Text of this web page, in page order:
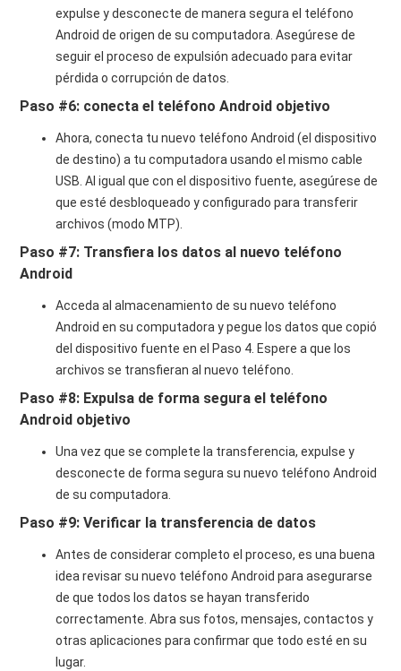
expulse y desconecte de manera segura el teléfono
Android de origen de su computadora. Asegúrese de
seguir el proceso de expulsión adecuado para evitar
pérdida o corrupción de datos.
Paso #6: conecta el teléfono Android objetivo
Ahora, conecta tu nuevo teléfono Android (el dispositivo
de destino) a tu computadora usando el mismo cable
USB. Al igual que con el dispositivo fuente, asegúrese de
que esté desbloqueado y configurado para transferir
archivos (modo MTP).
Paso #7: Transfiera los datos al nuevo teléfono
Android
Acceda al almacenamiento de su nuevo teléfono
Android en su computadora y pegue los datos que copió
del dispositivo fuente en el Paso 4. Espere a que los
archivos se transfieran al nuevo teléfono.
Paso #8: Expulsa de forma segura el teléfono
Android objetivo
Una vez que se complete la transferencia, expulse y
desconecte de forma segura su nuevo teléfono Android
de su computadora.
Paso #9: Verificar la transferencia de datos
Antes de considerar completo el proceso, es una buena
idea revisar su nuevo teléfono Android para asegurarse
de que todos los datos se hayan transferido
correctamente. Abra sus fotos, mensajes, contactos y
otras aplicaciones para confirmar que todo esté en su
lugar.